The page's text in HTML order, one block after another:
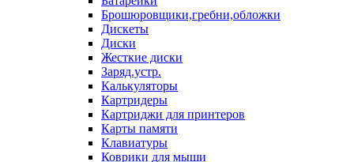
Брошюровщики,гребни,обложки
Дискеты
Диски
Жесткие диски
Заряд.устр.
Калькуляторы
Картридеры
Картриджи для принтеров
Карты памяти
Клавиатуры
Коврики для мыши